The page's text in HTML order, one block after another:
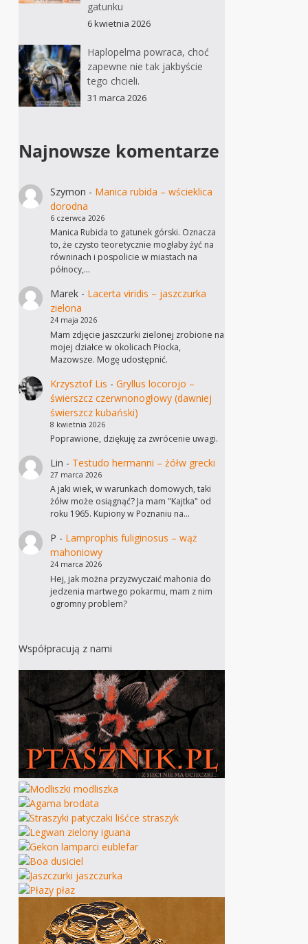
gatunku
6 kwietnia 2026
Haplopelma powraca, choć
zapewne nie tak jakbyście
tego chcieli.
31 marca 2026
Najnowsze komentarze
Szymon - Manica rubida – wścieklica
dorodna
6 czerwca 2026
Manica Rubida to gatunek górski. Oznacza
to, że czysto teoretycznie mogłaby żyć na
równinach i pospolicie w miastach na
północy,…
Marek- Lacerta viridis – jaszczurka
zielona
24 maja 2026
Mam zdjęcie jaszczurki zielonej zrobione na
mojej działce w okolicach Płocka,
Mazowsze. Mogę udostępnić.
Krzysztof Lis - Gryllus locorojo –
świerszcz czerwnonogłowy (dawniej
świerszcz kubański)
8 kwietnia 2026
Poprawione, dziękuję za zwrócenie uwagi.
Lin - Testudo hermanni – żółw grecki
27 marca 2026
A jaki wiek, w warunkach domowych, taki
żółw może osiągnąć? Ja mam "Kajtka" od
roku 1965. Kupiony w Poznaniu na…
P - Lamprophis fuliginosus – wąż
mahoniowy
24 marca 2026
Hej, jak można przyzwyczaić mahonia do
jedzenia martwego pokarmu, mam z nim
ogromny problem?
Współpracują z nami